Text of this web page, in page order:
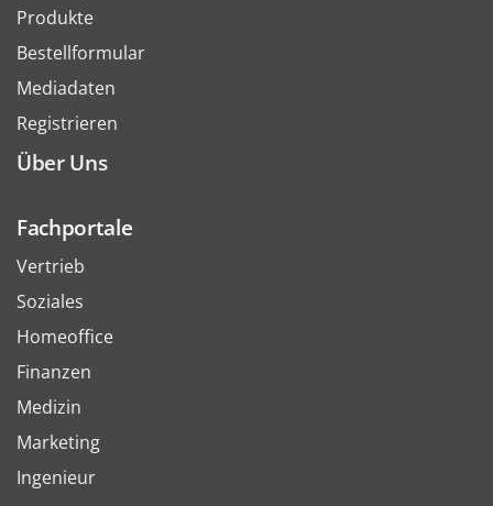
Produkte
Bestellformular
Mediadaten
Registrieren
Über Uns
Fachportale
Vertrieb
Soziales
Homeoffice
Finanzen
Medizin
Marketing
Ingenieur